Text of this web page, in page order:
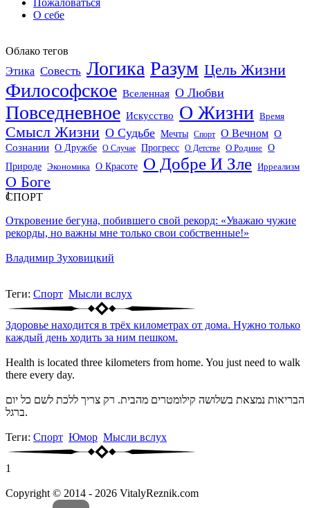
Пожаловаться
О себе
Облако тегов
Этика Совесть Логика Разум Цель Жизни
Философское Вселенная О Любви
Повседневное Искусство О Жизни Время
Смысл Жизни О Судьбе Мечты Спорт О Вечном О
Сознании О Дружбе О Случае Прогресс О Детстве О Родине О
Природе Экономика О Красоте О Добре И Зле Ирреализм
О Боге
СПОРТ
1
Откровение бегуна, побившего свой рекорд: «Уважаю чужие
рекорды, но важны мне только свои собственные!»
Владимир Зуховицкий
Теги: Спорт Мысли вслух
Здоровье находится в трёх километрах от дома. Нужно только
каждый день ходить за ним пешком.
Health is located three kilometers from home. You just need to walk
there every day.
הבריאות נמצאת בשלושה קילומטרים מהבית. רק צריך ללכת לשם כל יום
ברגל.
Теги: Спорт Юмор Мысли вслух
1
Copyright © 2014 - 2026 VitalyReznik.com